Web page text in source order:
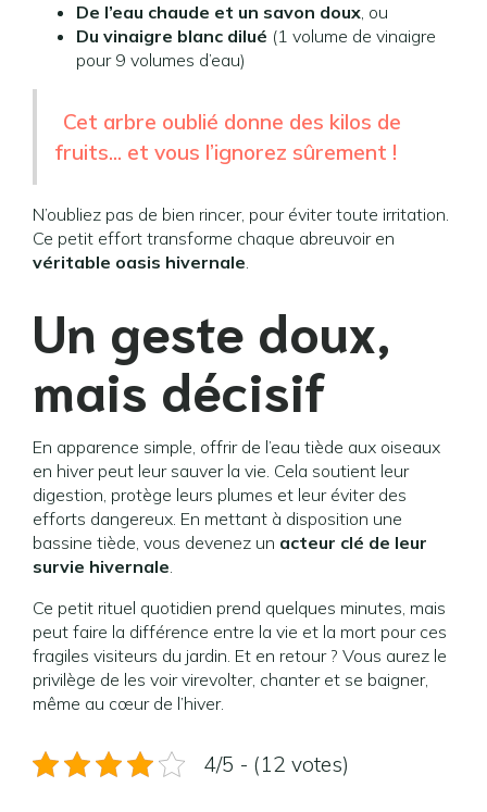
De l’eau chaude et un savon doux, ou
Du vinaigre blanc dilué (1 volume de vinaigre
pour 9 volumes d’eau)
Cet arbre oublié donne des kilos de
fruits... et vous l’ignorez sûrement !
N’oubliez pas de bien rincer, pour éviter toute irritation.
Ce petit effort transforme chaque abreuvoir en
véritable oasis hivernale.
Un geste doux,
mais décisif
En apparence simple, offrir de l’eau tiède aux oiseaux
en hiver peut leur sauver la vie. Cela soutient leur
digestion, protège leurs plumes et leur éviter des
efforts dangereux. En mettant à disposition une
bassine tiède, vous devenez un acteur clé de leur
survie hivernale.
Ce petit rituel quotidien prend quelques minutes, mais
peut faire la différence entre la vie et la mort pour ces
fragiles visiteurs du jardin. Et en retour ? Vous aurez le
privilège de les voir virevolter, chanter et se baigner,
même au cœur de l’hiver.
4/5 - (12 votes)